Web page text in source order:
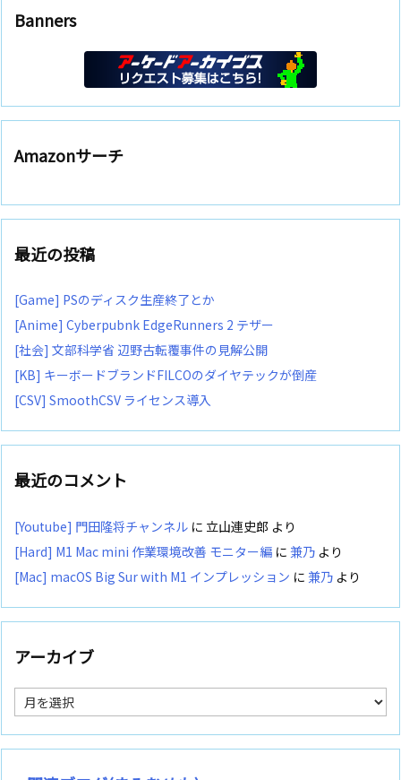
Banners
Amazonサーチ
最近の投稿
[Game] PSのディスク生産終了とか
[Anime] Cyberpubnk EdgeRunners 2 テザー
[社会] 文部科学省 辺野古転覆事件の見解公開
[KB] キーボードブランドFILCOのダイヤテックが倒産
[CSV] SmoothCSV ライセンス導入
最近のコメント
[Youtube] 門田隆将チャンネル に 立山連史郎 より
[Hard] M1 Mac mini 作業環境改善 モニター編 に 兼乃 より
[Mac] macOS Big Sur with M1 インプレッション に 兼乃 より
アーカイブ
ア
ー
カ
イ